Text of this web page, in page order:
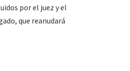
por el juez y el
que reanudará